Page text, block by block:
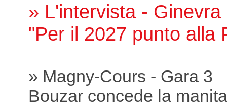
» L'intervista - Ginevra
"Per il 2027 punto alla
» Magny-Cours - Gara 3
Bouzar concede la manita